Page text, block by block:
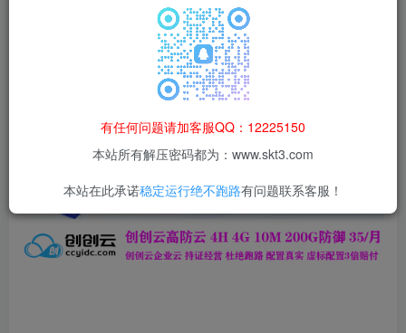
本站所有资源均为网络收集整理而来，仅供学习研究使用，请在下
载后24h内删除，谢谢合作！
本站资源仅用于学习交流，禁止商业运营与违法、侵权
等非法行为；资源下载后请于 24 小时内删除，违规后
果由使用者自行承担。
有任何问题请加客服QQ：12225150
本站所有解压密码都为：www.skt3.com
本站在此承诺稳定运行绝不跑路有问题联系客服！